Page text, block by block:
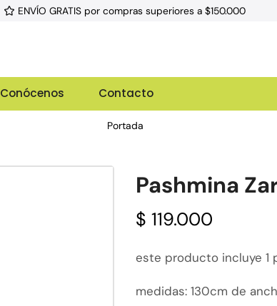
ENVÍO GRATIS por compras superiores a $150.000
Conócenos Contacto
Portada
Pashmina
$ 119.000
este producto incluye 1
medidas: 130cm de